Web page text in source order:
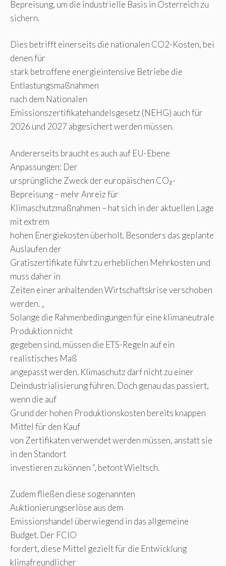
Bepreisung, um die industrielle Basis in Österreich zu
sichern.
Dies betrifft einerseits die nationalen CO2-Kosten, bei
denen für
stark betroffene energieintensive Betriebe die
Entlastungsmaßnahmen
nach dem Nationalen
Emissionszertifikatehandelsgesetz (NEHG) auch für
2026 und 2027 abgesichert werden müssen.
Andererseits braucht es auch auf EU-Ebene
Anpassungen: Der
ursprüngliche Zweck der europäischen CO₂-
Bepreisung – mehr Anreiz für
Klimaschutzmaßnahmen – hat sich in der aktuellen Lage
mit extrem
hohen Energiekosten überholt. Besonders das geplante
Auslaufen der
Gratiszertifikate führt zu erheblichen Mehrkosten und
muss daher in
Zeiten einer anhaltenden Wirtschaftskrise verschoben
werden. „
Solange die Rahmenbedingungen für eine klimaneutrale
Produktion nicht
gegeben sind, müssen die ETS-Regeln auf ein
realistisches Maß
angepasst werden. Klimaschutz darf nicht zu einer
Deindustrialisierung führen. Doch genau das passiert,
wenn die auf
Grund der hohen Produktionskosten bereits knappen
Mittel für den Kauf
von Zertifikaten verwendet werden müssen, anstatt sie
in den Standort
investieren zu können “, betont Wieltsch.
Zudem fließen diese sogenannten
Auktionierungserlöse aus dem
Emissionshandel überwiegend in das allgemeine
Budget. Der FCIO
fordert, diese Mittel gezielt für die Entwicklung
klimafreundlicher